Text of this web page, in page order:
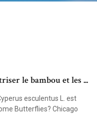
le bambou et les ...
esculentus L. est
Butterflies? Chicago